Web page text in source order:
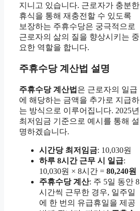
지니고 있습니다. 근로자가 충분한
휴식을 통해 재충전할 수 있도록
보장하는 주휴수당은 궁극적으로
근로자의 삶의 질을 향상시키는 중
요한 역할을 합니다.
주휴수당 계산법 설명
주휴수당 계산법 은 근로자의 일급
에 해당하는 금액을 추가로 지급하
는 방식으로 이루어집니다. 2025년
최저임금 기준으로 예시를 통해 설
명하겠습니다.
시간당 최저임금: 10,030원
하루 8시간 근무 시 일급:
10,030원 × 8시간 = 80,240원
주휴수당 계산: 주 5일 동안 8
시간씩 근무한 경우, 일주일
에 한 번의 유급휴일을 제공